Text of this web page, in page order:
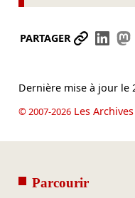
PARTAGER
Dernière mise à jour le
© 2007-2026Les
Parcourir